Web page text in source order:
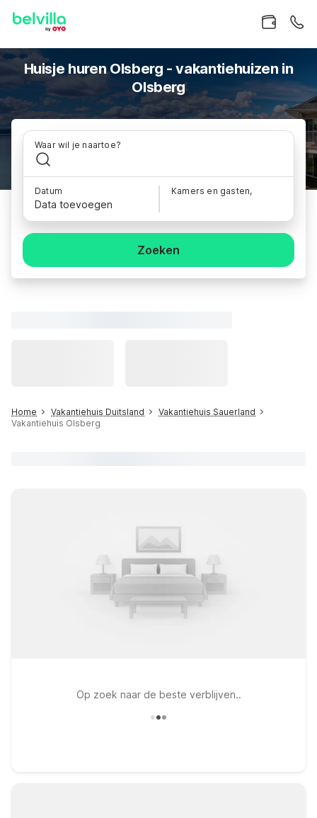
Huisje huren Olsberg - vakantiehuizen in
Olsberg
Waar wil je naartoe?
Datum
Data toevoegen
Kamers en gasten,
Zoeken
Home Vakantiehuis Duitsland
Vakantiehuis Sauerland
Vakantiehuis Olsberg
Op zoek naar de beste verblijven..